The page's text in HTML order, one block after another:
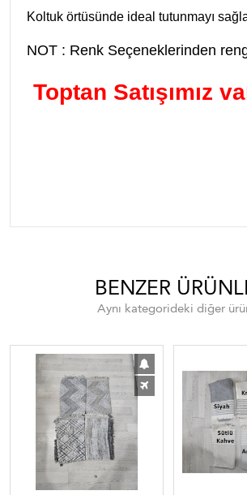
Koltuk örtüsünde ideal tutunmayı
NOT : Renk Seçeneklerinden
Toptan Satışımız
BENZER
Aynı kategorideki diğer